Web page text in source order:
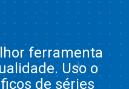
ferramenta
Uso o
de séries